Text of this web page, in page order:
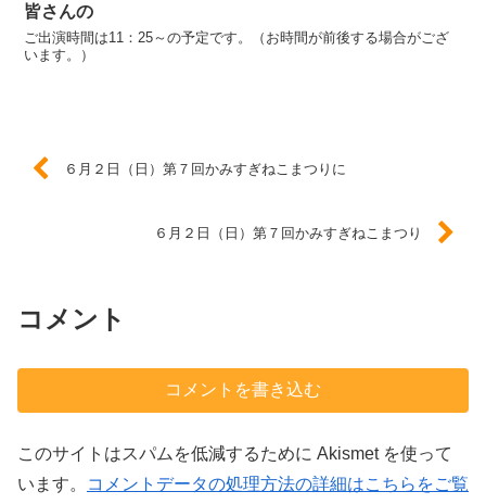
皆さんの
ご出演時間は11：25～の予定です。（お時間が前後する場合がござ
います。）
６月２日（日）第７回かみすぎねこまつりに
６月２日（日）第７回かみすぎねこまつり
コメント
コメントを書き込む
このサイトはスパムを低減するために Akismet を使って
います。
コメントデータの処理方法の詳細はこちらをご覧